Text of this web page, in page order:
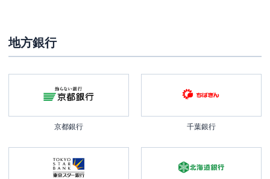
地方銀行
京都銀行 千葉銀行